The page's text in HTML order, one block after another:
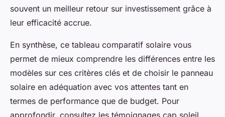
souvent un meilleur retour sur investissement grâce à
leur efficacité accrue.
En synthèse, ce tableau comparatif solaire vous
permet de mieux comprendre les différences entre les
modèles sur ces critères clés et de choisir le panneau
solaire en adéquation avec vos attentes tant en
termes de performance que de budget. Pour